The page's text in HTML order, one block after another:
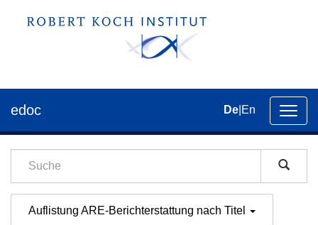
der
edoc De En
Auflistung ARE-Berichterstattung nach Titel